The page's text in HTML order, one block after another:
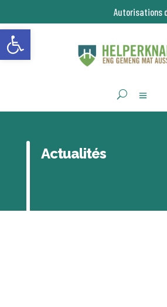
Ouvrir la barre d’outils
Autorisations
Actualités